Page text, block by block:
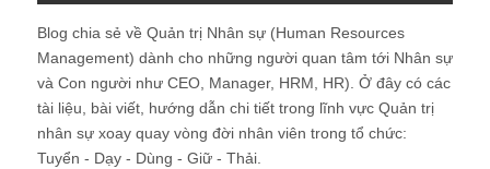
Blog chia sẻ về Quản trị Nhân sự (Human Resources
Management) dành cho những người quan tâm tới Nhân sự
và Con người như CEO, Manager, HRM, HR). Ở đây có các
tài liệu, bài viết, hướng dẫn chi tiết trong lĩnh vực Quản trị
nhân sự xoay quay vòng đời nhân viên trong tổ chức:
Tuyển - Dạy - Dùng - Giữ - Thải.